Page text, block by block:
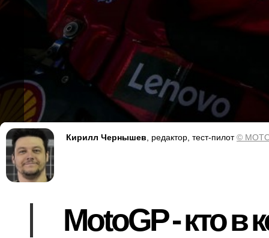
Кирилл Чернышев , редактор, тест-пилот©
MotoGP - кто в